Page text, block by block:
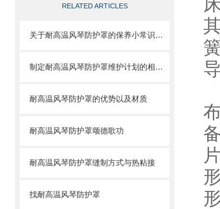
RELATED ARTICLES
关于耐高温风琴防护罩的保养小常识介绍
制定耐高温风琴防护罩维护计划的相关策略
耐高温风琴防护罩的优势以及材质
耐高温风琴防护罩颂德歌功
耐高温风琴防护罩缝制方式与热粘接
找耐高温风琴防护罩